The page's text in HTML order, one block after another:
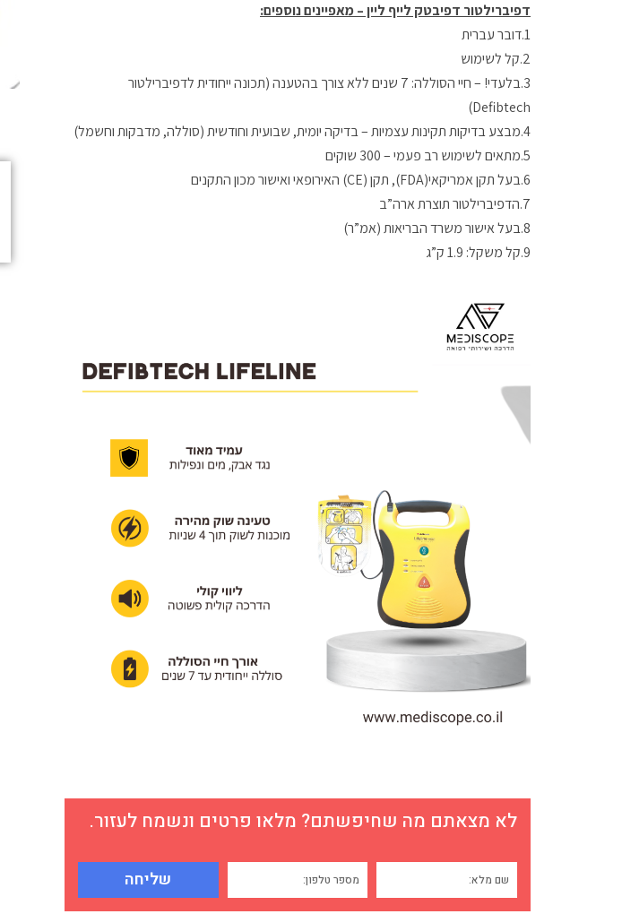
דפיברילטור דפיבטק לייף ליין – מאפיינים נוספים:
1.דובר עברית
2.קל לשימוש
3.בלעדי! – חיי הסוללה: 7 שנים ללא צורך בהטענה (תכונה ייחודית לדפיברילטור
Defibtech)
4.מבצע בדיקות תקינות עצמיות – בדיקה יומית, שבועית וחודשית (סוללה, מדבקות וחשמל)
5.מתאים לשימוש רב פעמי – 300 שוקים
6.בעל תקן אמריקאי(FDA), תקן (CE) האירופאי ואישור מכון התקנים
7.הדפיברילטור תוצרת ארה”ב
8.בעל אישור משרד הבריאות (אמ”ר)
9.קל משקל: 1.9 ק”ג
לא מצאתם מה שחיפשתם? מלאו פרטים ונשמח לעזור.
שליחה